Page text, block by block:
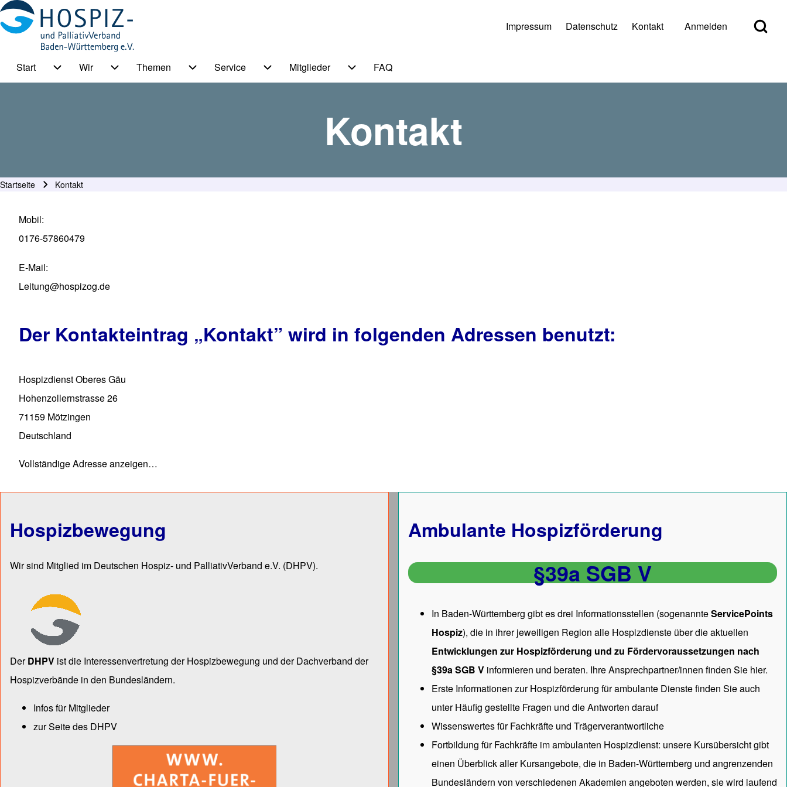
Open Search
User account menu
Impressum Datenschutz Kontakt Anmelden
HPV BW Hauptmenu
Start Wir Themen
Unternavigation von Themen
Service
Unternavigation von Service
Mitglieder FAQ
Kontakt
Startseite Kontakt
Mobil
0176-57860479
E-Mail
Leitung@hospizog.de
Der Kontakteintrag „Kontakt” wird in folgenden Adressen benutzt:
Hospizdienst Oberes Gäu
Hohenzollernstrasse 26
71159 Mötzingen
Deutschland
Vollständige Adresse anzeigen…
Hospizbewegung
Wir sind Mitglied im Deutschen Hospiz- und PalliativVerband e.V. (DHPV).
DerDHPV ist die Inter­essen­ver­tre­tung der Hospiz­bewegung und der Dach­verband der
Hospiz­verbände in den Bun­des­län­dern.
Infos für Mitglieder
zur Seite des DHPV
Ambulante Hospizförderung
§39a SGB V
In Baden-Württemberg gibt es drei Informationsstellen (sogenannteServicePoints
Hospiz), die in ihrer jeweiligen Region alle Hospizdienste über die aktuellen
Entwicklungen zur Hospizförderung und zu Fördervoraussetzungen nach
§39a SGB V informieren und beraten. Ihre Ansprechpartner/innen finden Sie hier.
Erste Informationen zur Hospizförderung für ambulante Dienste finden Sie auch
unterHäufig gestellte Fragen und die Antworten darauf
Wissenswertes für Fachkräfte und Trägerverantwortliche
Fortbildung für Fachkräfte im ambulanten Hospizdienst: unsere Kursübersichtgibt
einen Überblick aller Kursangebote, die in Baden-Württemberg und angrenzenden
Bundesländern von verschiedenen Akademien angeboten werden, sie wird laufend